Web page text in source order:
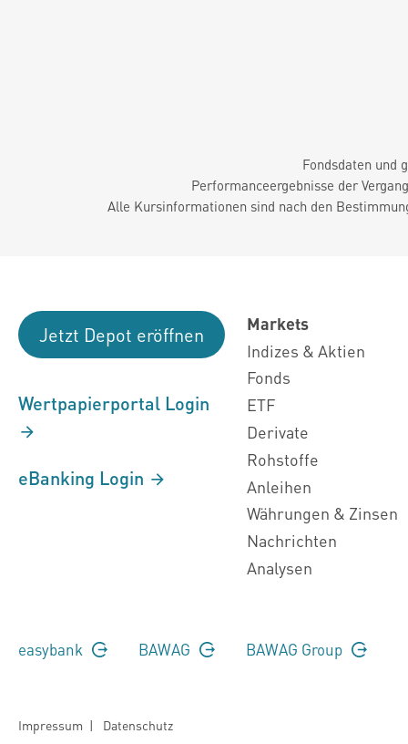
Fondsdaten und
Performanceergebnisse der
Alle Kursinformationen sind nach den
Jetzt Depot eröffnen
Wertpapierportal Login
eBanking Login
Markets
Indizes & Aktien
Fonds
ETF
Derivate
Rohstoffe
Anleihen
Währungen & Zinsen
Nachrichten
Analysen
easybank BAWAG BAWAG Group
Impressum | Datenschutz